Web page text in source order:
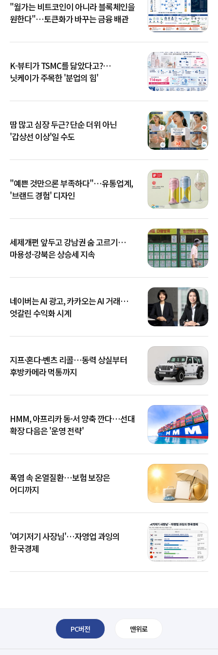
"월가는 비트코인이 아니라 블록체인을
원한다"…토큰화가 바꾸는 금융 배관
K-뷰티가 TSMC를 닮았다고?…
닛케이가 주목한 '분업의 힘'
땀 많고 심장 두근? 단순 더위 아닌
'갑상선 이상'일 수도
"예쁜 것만으론 부족하다"…유통업계,
'브랜드 경험' 디자인
세제개편 앞두고 강남권 숨 고르기…
마용성·강북은 상승세 지속
네이버는 AI 광고, 카카오는 AI 거래…
엇갈린 수익화 시계
지프·혼다·벤츠 리콜…동력 상실부터
후방카메라 먹통까지
HMM, 아프리카 동·서 양축 깐다…선대
확장 다음은 '운영 전략'
폭염 속 온열질환…보험 보장은
어디까지
'여기저기 사장님'…자영업 과잉의
한국경제
PC버전 맨위로